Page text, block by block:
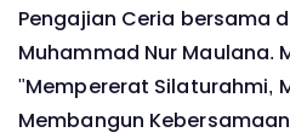
Pengajian Ceria bersama
Muhammad Nur Maulana.
"Mempererat Silaturahmi,
Membangun